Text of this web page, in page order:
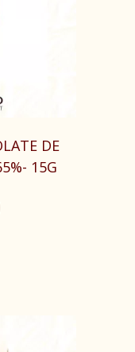
DE
15G